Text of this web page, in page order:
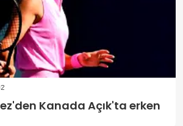
Kanada Açık'ta erken